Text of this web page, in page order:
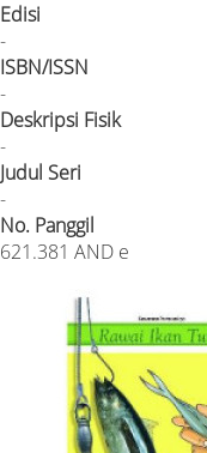
Edisi
-
ISBN/ISSN
-
Deskripsi Fisik
-
Judul Seri
-
No. Panggil
621.381 AND e